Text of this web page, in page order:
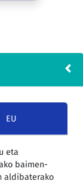
EU
eta
baimen-
aldibaterako